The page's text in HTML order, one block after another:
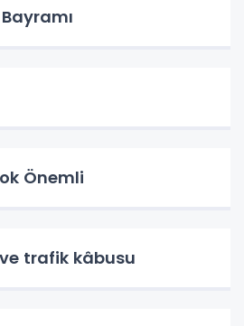
Bayramı
Önemli
trafik kâbusu